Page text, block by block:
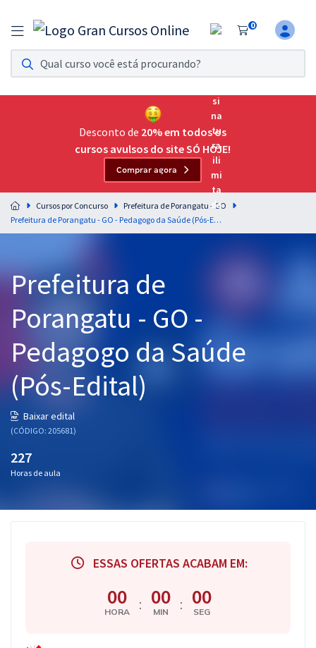
0
Assinatura Ilimitada 11
Acesso a todos os cursos. Teste grátis por 7 dias!
Assinatura OAB Até Passar
Acesso ilimitado a toda preparação para o Exame da
Residências Multiprofissionais
Preparação completa e intensiva para as principais
residências em saúde do Brasil
Assinatura Ilimitada
Pós
Graduação
OAB
Mentorias
Questões grátis
Desconto de 20% em todos os
cursos avulsos do site SÓ HOJE!
Comprar agora
Cursos por Concurso
Prefeitura de Porangatu - GO
Prefeitura de Porangatu - GO - Pedagogo da Saúde (Pós-Edital)
Prefeitura de
Porangatu - GO -
Pedagogo da Saúde
(Pós-Edital)
Baixar edital
(CÓDIGO: 205681)
227
Horas de aula
ESSAS OFERTAS ACABAM EM:
00
HORA : 00
MIN : 00
SEG